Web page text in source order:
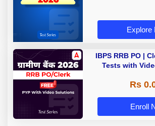
Explore
IBPS RRB PO |
Tests with
Rs
Enroll